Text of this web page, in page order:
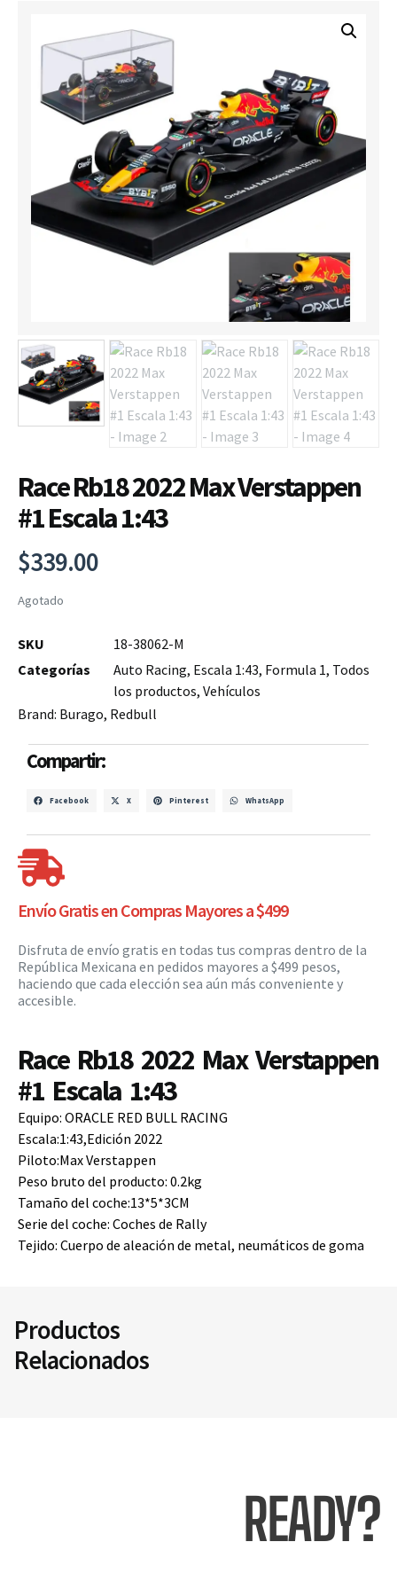
Race Rb18 2022 Max Verstappen
#1 Escala 1:43
$339.00
Agotado
SKU
18-38062-M
Categorías
Auto Racing, Escala 1:43, Formula 1, Todos
los productos, Vehículos
Brand: Burago, Redbull
Compartir:
Facebook X Pinterest WhatsApp
Envío Gratis en Compras Mayores a $499
Disfruta de envío gratis en todas tus compras dentro de la
República Mexicana en pedidos mayores a $499 pesos,
haciendo que cada elección sea aún más conveniente y
accesible.
Race Rb18 2022 Max Verstappen
#1 Escala 1:43
Equipo: ORACLE RED BULL RACING
Escala:1:43,Edición 2022
Piloto:Max Verstappen
Peso bruto del producto: 0.2kg
Tamaño del coche:13*5*3CM
Serie del coche: Coches de Rally
Tejido: Cuerpo de aleación de metal, neumáticos de goma
Productos
Relacionados
READY?